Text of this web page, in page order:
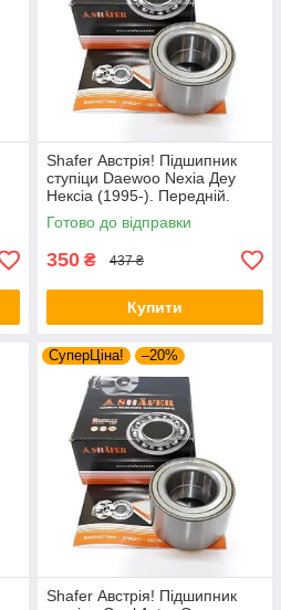
Shafer Австрія! Підшипник
ступіци Daewoo Nexia Деу
Нексіа (1995-). Передній.
VKBA3256 , R153.14 ,
713644160
Готово до відправки
350 ₴ 437 ₴
Купити
СуперЦіна! –20%
Shafer Австрія! Підшипник